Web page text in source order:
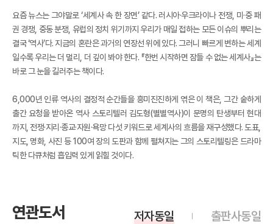
요즘 뉴스는 그야말로 ‘세계사 속 한 장면’ 같다. 러시아·우크라이나 전쟁, 미·중 패
권 경쟁, 중동 분쟁, 유럽의 정치 위기까지 우리가 매일 접하는 모든 이슈의 뿌리는
결국 ‘역사’다. 지금의 혼란은 과거의 연장선 위에 있다. 그러니 빠르게 변하는 세계
일수록 우리는 더 멀리, 더 깊이 봐야 한다. 『한번 시작하면 잠들 수 없는 세계사』는
바로 그 눈을 길러주는 책이다.
6,000년 인류 역사의 결정적 순간들을 흥미진진하게 엮은 이 책은, 그간 숱하게
출간 요청을 받아온 역사 스토리텔러 김도형(별별역사)이 문명의 탄생부터 현대
까지, 전쟁·지리·종교·자원·욕망 다섯 키워드로 세계사의 흐름을 재구성했다. 도표,
지도, 명화, 사진 등 100여 장의 도판과 함께 펼쳐지는 그의 스토리텔링은 드라마
틱한 다큐처럼 흡입력 있게 읽힐 것이다.
연관도서 출판사동일
저자동일